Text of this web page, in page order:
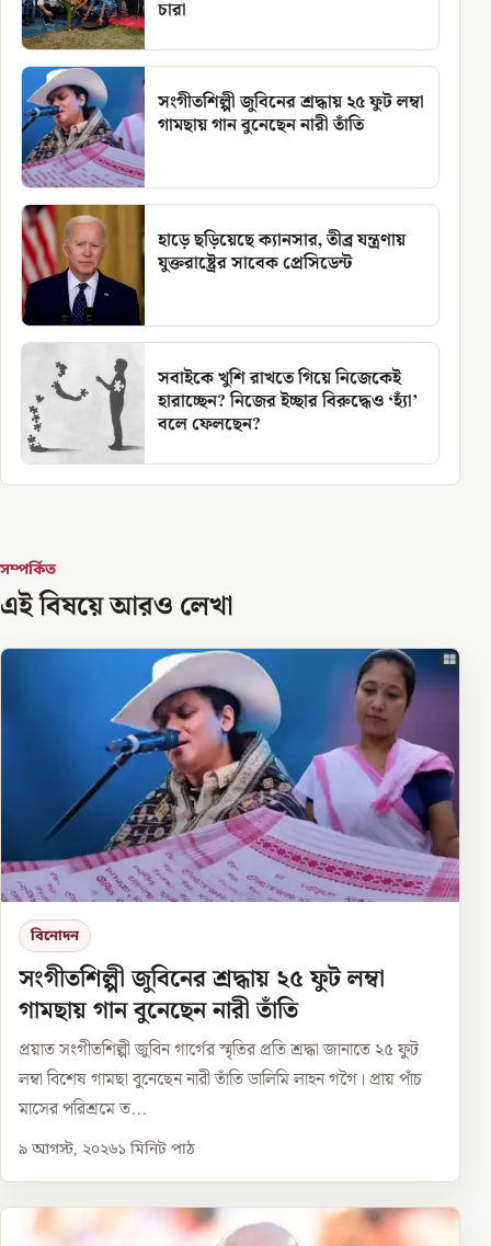
চারা
সংগীতশিল্পী জুবিনের শ্রদ্ধায় ২৫ ফুট লম্বা
গামছায় গান বুনেছেন নারী তাঁতি
হাড়ে ছড়িয়েছে ক্যানসার, তীব্র যন্ত্রণায়
যুক্তরাষ্ট্রের সাবেক প্রেসিডেন্ট
সবাইকে খুশি রাখতে গিয়ে নিজেকেই
হারাচ্ছেন? নিজের ইচ্ছার বিরুদ্ধেও ‘হ্যাঁ’
বলে ফেলছেন?
সম্পর্কিত
এই বিষয়ে আরও লেখা
বিনোদন
সংগীতশিল্পী জুবিনের শ্রদ্ধায় ২৫ ফুট লম্বা
গামছায় গান বুনেছেন নারী তাঁতি
প্রয়াত সংগীতশিল্পী জুবিন গার্গের স্মৃতির প্রতি শ্রদ্ধা জানাতে ২৫ ফুট
লম্বা বিশেষ গামছা বুনেছেন নারী তাঁতি ডালিমি লাহন গগৈ। প্রায় পাঁচ
মাসের পরিশ্রমে ত...
৯ আগস্ট, ২০২৬১ মিনিট পাঠ